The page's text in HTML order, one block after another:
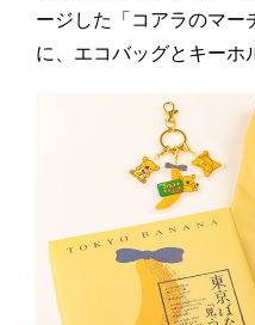
ージした「コアラのマー
に、エコバッグとキーホ